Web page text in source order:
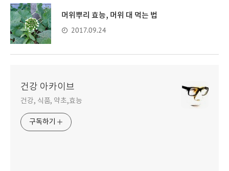
머위뿌리 효능, 머위 대 먹는 법
2017.09.24
건강 아카이브
건강, 식품, 약초,효능
구독하기